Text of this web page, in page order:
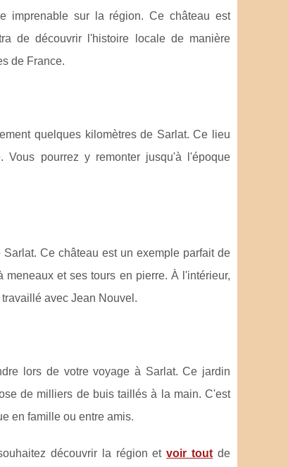
imprenable sur la région. Ce château est
de découvrir l'histoire locale de manière
de France.
quelques kilomètres de Sarlat. Ce lieu
Vous pourrez y remonter jusqu'à l'époque
Ce château est un exemple parfait de
et ses tours en pierre. À l'intérieur,
avec Jean Nouvel.
lors de votre voyage à Sarlat. Ce jardin
de milliers de buis taillés à la main. C'est
en famille ou entre amis.
découvrir la région etvoir tout de